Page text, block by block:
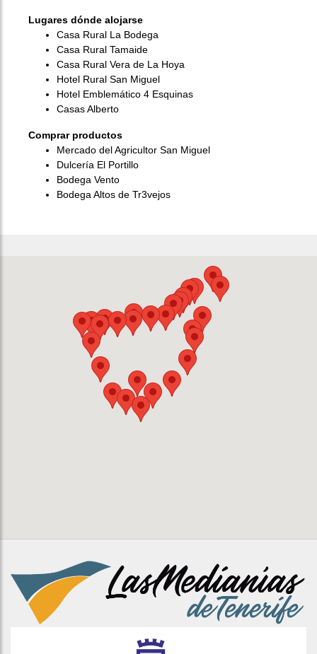
Lugares dónde alojarse
Casa Rural La Bodega
Casa Rural Tamaide
Casa Rural Vera de La Hoya
Hotel Rural San Miguel
Hotel Emblemático 4 Esquinas
Casas Alberto
Comprar productos
Mercado del Agricultor San Miguel
Dulcería El Portillo
Bodega Vento
Bodega Altos de Tr3vejos